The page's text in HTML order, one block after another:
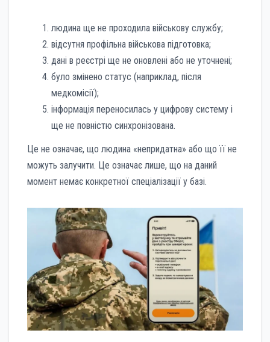
людина ще не проходила військову службу;
відсутня профільна військова підготовка;
дані в реєстрі ще не оновлені або не уточнені;
було змінено статус (наприклад, після
медкомісії);
інформація переносилась у цифрову систему і
ще не повністю синхронізована.
Це не означає, що людина «непридатна» або що її не
можуть залучити. Це означає лише, що на даний
момент немає конкретної спеціалізації у базі.